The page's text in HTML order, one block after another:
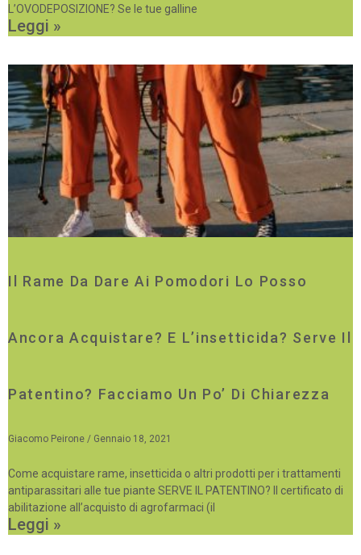
L’OVODEPOSIZIONE? Se le tue galline
Leggi »
Il Rame Da Dare Ai Pomodori Lo Posso
Ancora Acquistare? E L’insetticida? Serve Il
Patentino? Facciamo Un Po’ Di Chiarezza
Giacomo Peirone Gennaio 18, 2021
Come acquistare rame, insetticida o altri prodotti per i trattamenti
antiparassitari alle tue piante SERVE IL PATENTINO? Il certificato di
abilitazione all’acquisto di agrofarmaci (il
Leggi »